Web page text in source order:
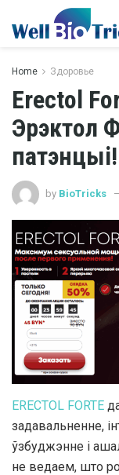
Home Здоровье
Erectol
Эрэктол
патэнцыі!
by BioTricks
ERECTOL FORTE
задавальненне,
ўзбуджэнне і
не ведаем, што